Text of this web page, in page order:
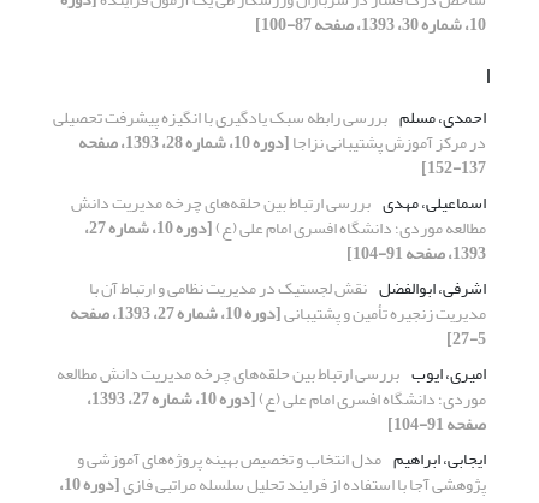
10، شماره 30، 1393، صفحه 87-100]
ا
احمدی، مسلم بررسی رابطه سبک یادگیری با انگیزه پیشرفت تحصیلی
در مرکز آموزش پشتیبانی نزاجا [دوره 10، شماره 28، 1393، صفحه
137-152]
اسماعیلی، مهدی بررسی ارتباط بین حلقه‌های چرخه مدیریت دانش
مطالعه موردی؛ دانشگاه افسری امام علی (ع) [دوره 10، شماره 27،
1393، صفحه 91-104]
اشرفی، ابوالفضل نقش لجستیک در مدیریت نظامی و ارتباط آن با
مدیریت زنجیره تأمین و پشتیبانی [دوره 10، شماره 27، 1393، صفحه
5-27]
امیری، ایوب بررسی ارتباط بین حلقه‌های چرخه مدیریت دانش مطالعه
موردی؛ دانشگاه افسری امام علی (ع) [دوره 10، شماره 27، 1393،
صفحه 91-104]
ایجابی، ابراهیم مدل انتخاب و تخصیص بهینه پروژه‌های آموزشی و
پژوهشی آجا با استفاده از فرایند تحلیل سلسله مراتبی فازی [دوره 10،